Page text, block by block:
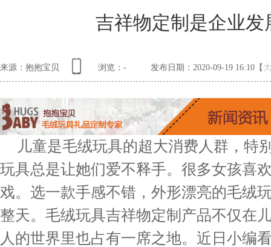
吉祥物定制是企业发
来源：抱抱宝贝 浏览： - 发布日期：2020-09-19 16:10【 大
儿童是毛绒玩具的超大消费人群，特
玩具总是让她们爱不释手。很多女孩喜
戏。选一款手感不错，外形漂亮的毛绒
整天。毛绒玩具吉祥物定制产品不仅在
人的世界里也占有一席之地。近日小编